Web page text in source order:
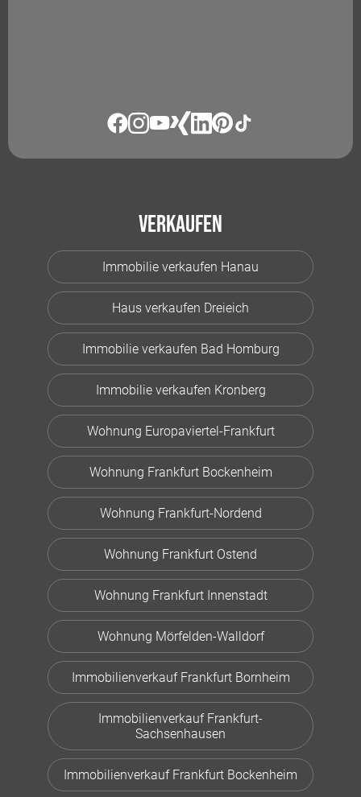
Verkaufen
Immobilie verkaufen Hanau
Haus verkaufen Dreieich
Immobilie verkaufen Bad Homburg
Immobilie verkaufen Kronberg
Wohnung Europaviertel-Frankfurt
Wohnung Frankfurt Bockenheim
Wohnung Frankfurt-Nordend
Wohnung Frankfurt Ostend
Wohnung Frankfurt Innenstadt
Wohnung Mörfelden-Walldorf
Immobilienverkauf Frankfurt Bornheim
Immobilienverkauf Frankfurt-
Sachsenhausen
Immobilienverkauf Frankfurt Bockenheim